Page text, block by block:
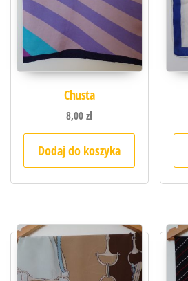
Chusta
8,00zł
Dodaj do koszyka